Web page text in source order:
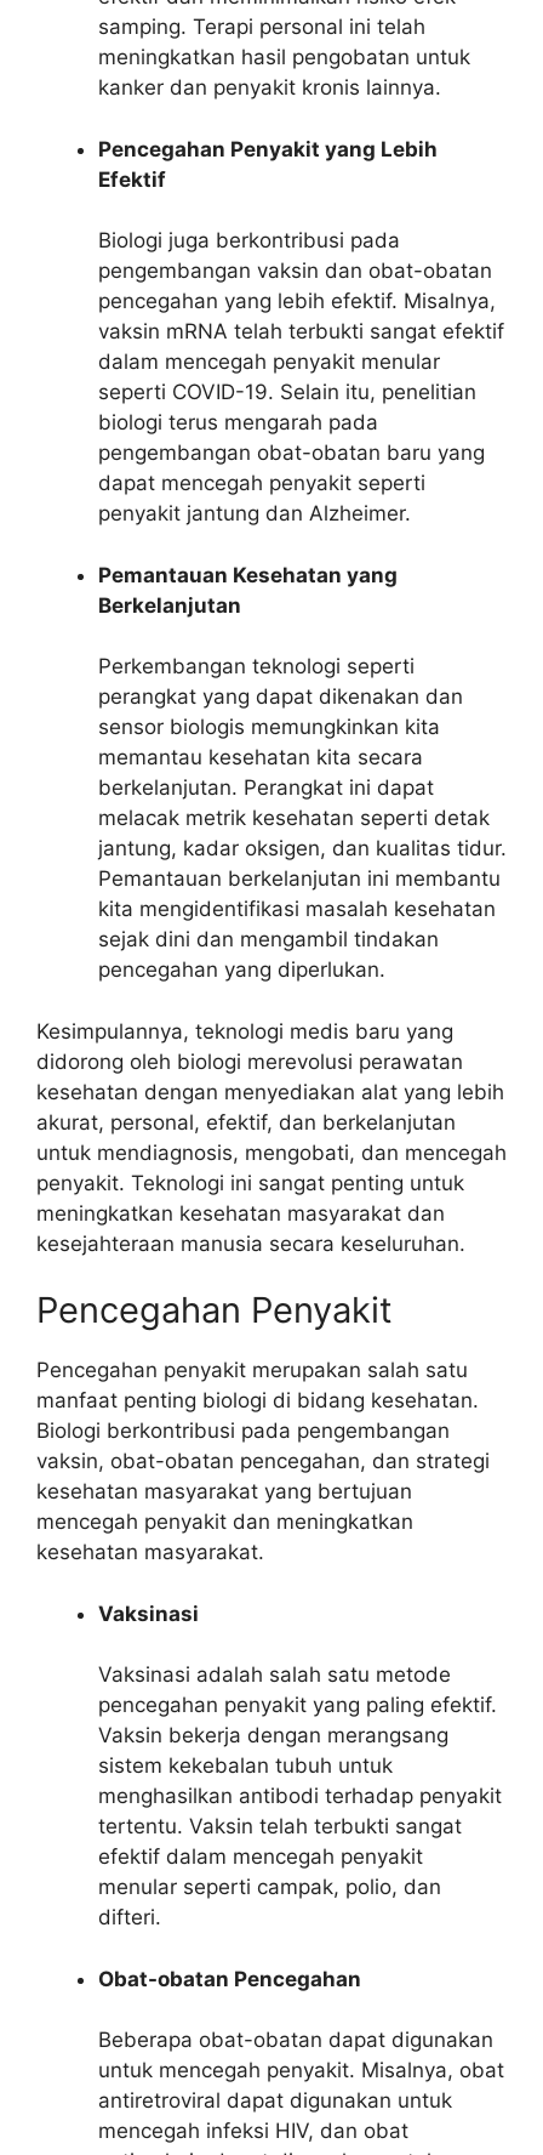
samping. Terapi personal ini telah
meningkatkan hasil pengobatan untuk
kanker dan penyakit kronis lainnya.
Pencegahan Penyakit yang Lebih
Efektif
Biologi juga berkontribusi pada
pengembangan vaksin dan obat-obatan
pencegahan yang lebih efektif. Misalnya,
vaksin mRNA telah terbukti sangat efektif
dalam mencegah penyakit menular
seperti COVID-19. Selain itu, penelitian
biologi terus mengarah pada
pengembangan obat-obatan baru yang
dapat mencegah penyakit seperti
penyakit jantung dan Alzheimer.
Pemantauan Kesehatan yang
Berkelanjutan
Perkembangan teknologi seperti
perangkat yang dapat dikenakan dan
sensor biologis memungkinkan kita
memantau kesehatan kita secara
berkelanjutan. Perangkat ini dapat
melacak metrik kesehatan seperti detak
jantung, kadar oksigen, dan kualitas tidur.
Pemantauan berkelanjutan ini membantu
kita mengidentifikasi masalah kesehatan
sejak dini dan mengambil tindakan
pencegahan yang diperlukan.
Kesimpulannya, teknologi medis baru yang
didorong oleh biologi merevolusi perawatan
kesehatan dengan menyediakan alat yang lebih
akurat, personal, efektif, dan berkelanjutan
untuk mendiagnosis, mengobati, dan mencegah
penyakit. Teknologi ini sangat penting untuk
meningkatkan kesehatan masyarakat dan
kesejahteraan manusia secara keseluruhan.
Pencegahan Penyakit
Pencegahan penyakit merupakan salah satu
manfaat penting biologi di bidang kesehatan.
Biologi berkontribusi pada pengembangan
vaksin, obat-obatan pencegahan, dan strategi
kesehatan masyarakat yang bertujuan
mencegah penyakit dan meningkatkan
kesehatan masyarakat.
Vaksinasi
Vaksinasi adalah salah satu metode
pencegahan penyakit yang paling efektif.
Vaksin bekerja dengan merangsang
sistem kekebalan tubuh untuk
menghasilkan antibodi terhadap penyakit
tertentu. Vaksin telah terbukti sangat
efektif dalam mencegah penyakit
menular seperti campak, polio, dan
difteri.
Obat-obatan Pencegahan
Beberapa obat-obatan dapat digunakan
untuk mencegah penyakit. Misalnya, obat
antiretroviral dapat digunakan untuk
mencegah infeksi HIV, dan obat